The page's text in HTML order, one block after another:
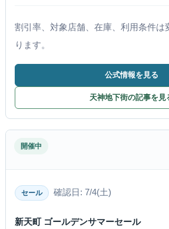
割引率、対象店舗、在庫、利用条件は
ります。
公式情報を見る
天神地下街の記事を見
開催中
セール 確認日: 7/4(土)
新天町 ゴールデンサマーセール